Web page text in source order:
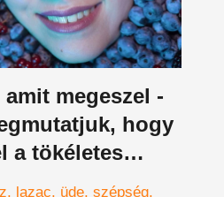
amit megeszel -
hogy
a tökéletes
lazac üde szépség